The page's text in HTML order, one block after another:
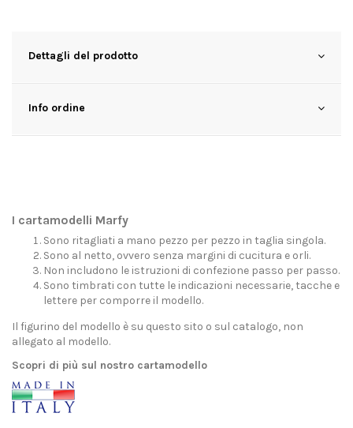
Dettagli del prodotto
Info ordine
I cartamodelli Marfy
Sono ritagliati a mano pezzo per pezzo in taglia singola.
Sono al netto, ovvero senza margini di cucitura e orli.
Non includono le istruzioni di confezione passo per passo.
Sono timbrati con tutte le indicazioni necessarie, tacche e
lettere per comporre il modello.
Il figurino del modello è su questo sito o sul catalogo, non
allegato al modello.
Scopri di più sul nostro cartamodello